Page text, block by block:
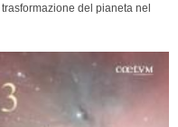
del pianeta nel